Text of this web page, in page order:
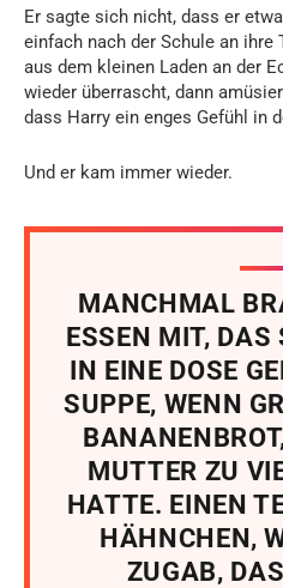
Er sagte sich nicht, dass er
einfach nach der Schule an ihre
aus dem kleinen Laden an der
wieder überrascht, dann
dass Harry ein enges Gefühl in
Und er kam immer wieder.
MANCHMAL
ESSEN MIT, DAS
IN EINE DOSE
SUPPE, WENN
MUTTER ZU
HATTE. EINEN
HÄHNCHEN,
ZUGAB,